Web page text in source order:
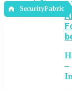
–
‎ SecurityFabric